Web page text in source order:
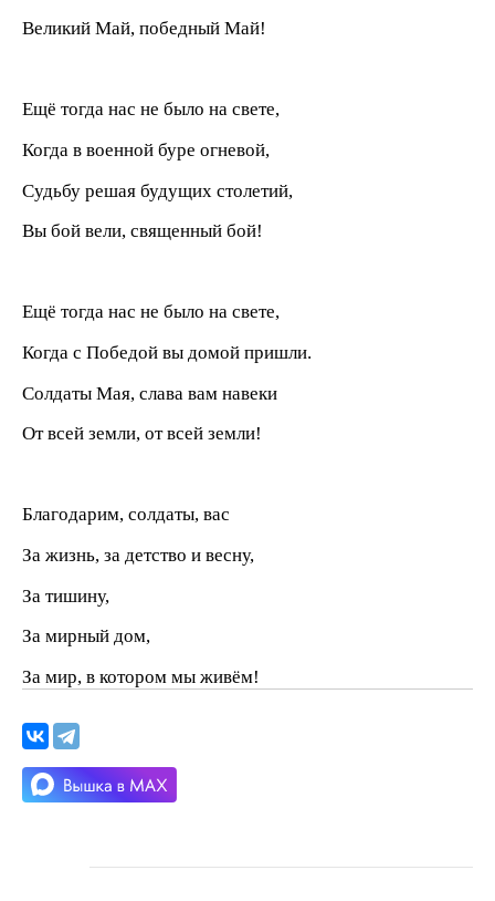
Великий Май, победный Май!
Ещё тогда нас не было на свете,
Когда в военной буре огневой,
Судьбу решая будущих столетий,
Вы бой вели, священный бой!
Ещё тогда нас не было на свете,
Когда с Победой вы домой пришли.
Солдаты Мая, слава вам навеки
От всей земли, от всей земли!
Благодарим, солдаты, вас
За жизнь, за детство и весну,
За тишину,
За мирный дом,
За мир, в котором мы живём!